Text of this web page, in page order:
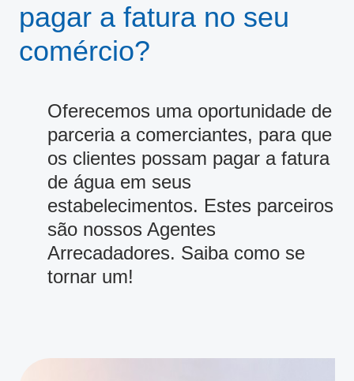
pagar a fatura no seu
comércio?
Oferecemos uma oportunidade de
parceria a comerciantes, para que
os clientes possam pagar a fatura
de água em seus
estabelecimentos. Estes parceiros
são nossos Agentes
Arrecadadores. Saiba como se
tornar um!